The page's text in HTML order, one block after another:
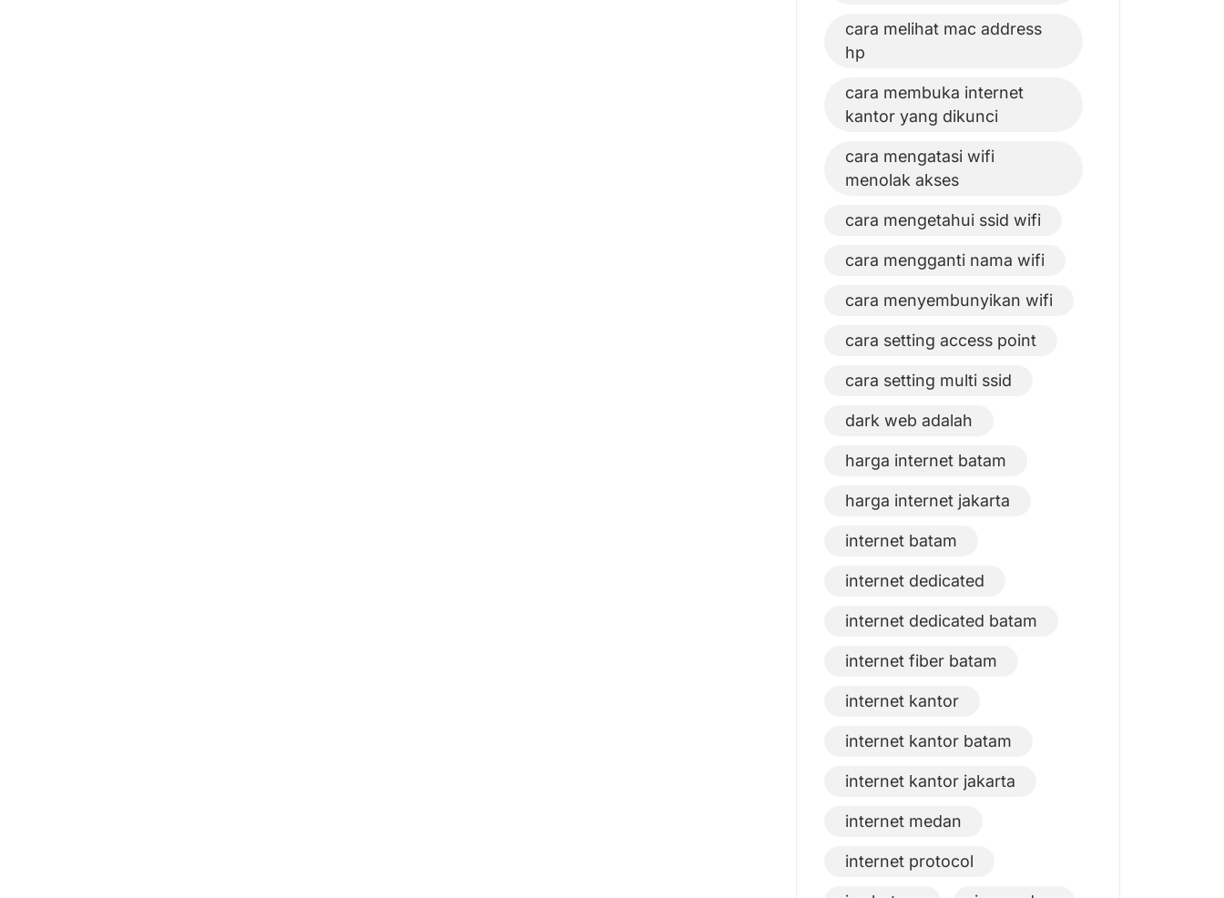
cara melihat mac address
hp
cara membuka internet
kantor yang dikunci
cara mengatasi wifi
menolak akses
cara mengetahui ssid wifi
cara mengganti nama wifi
cara menyembunyikan wifi
cara setting access point
cara setting multi ssid
dark web adalah
harga internet batam
harga internet jakarta
internet batam
internet dedicated
internet dedicated batam
internet fiber batam
internet kantor
internet kantor batam
internet kantor jakarta
internet medan
internet protocol